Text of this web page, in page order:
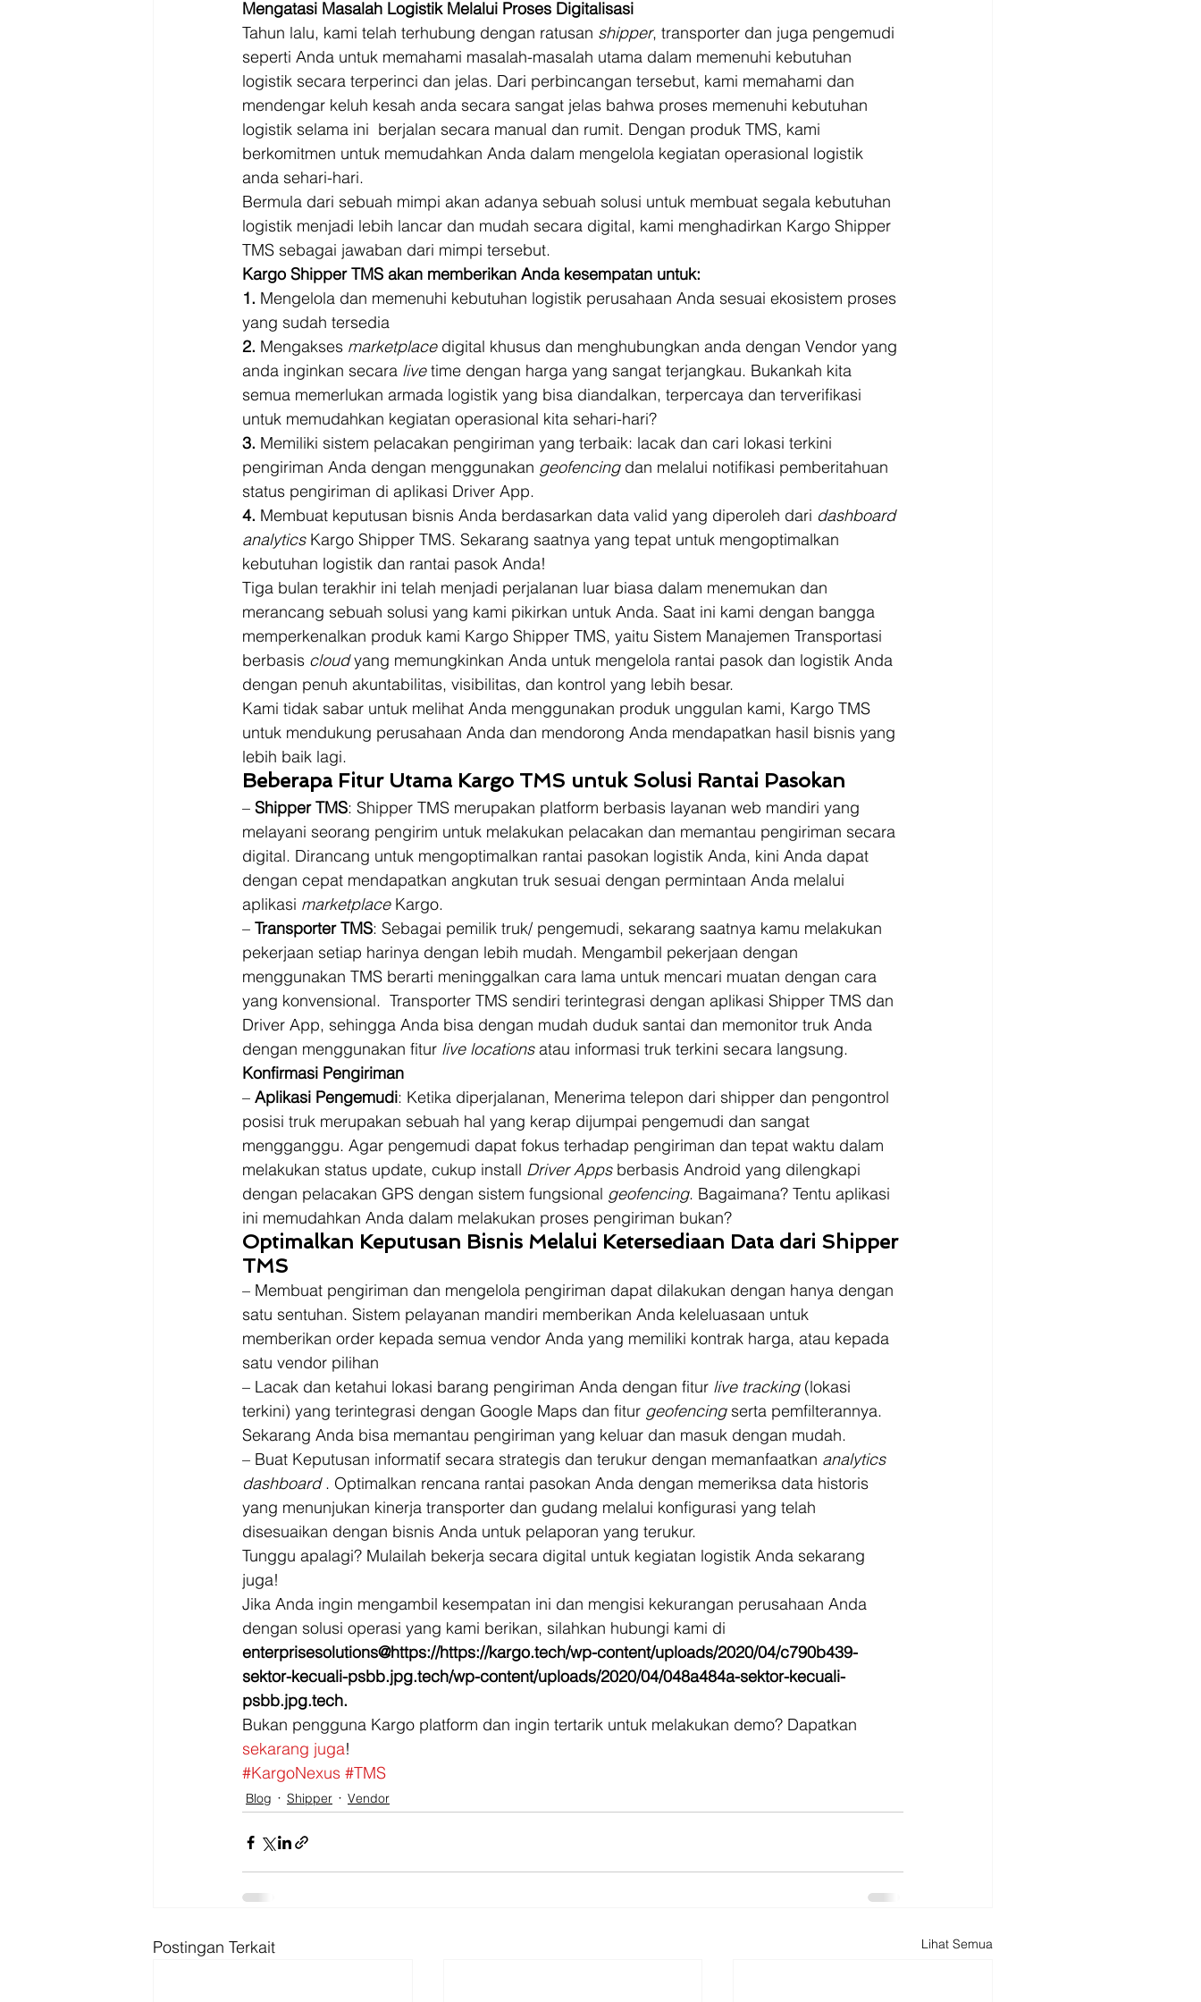
Mengatasi Masalah Logistik Melalui Proses Digitalisasi
Tahun lalu, kami telah terhubung dengan ratusan shipper, transporter dan juga pengemudi
seperti Anda untuk memahami masalah-masalah utama dalam memenuhi kebutuhan
logistik secara terperinci dan jelas. Dari perbincangan tersebut, kami memahami dan
mendengar keluh kesah anda secara sangat jelas bahwa proses memenuhi kebutuhan
logistik selama ini  berjalan secara manual dan rumit. Dengan produk TMS, kami
berkomitmen untuk memudahkan Anda dalam mengelola kegiatan operasional logistik
anda sehari-hari.
Bermula dari sebuah mimpi akan adanya sebuah solusi untuk membuat segala kebutuhan
logistik menjadi lebih lancar dan mudah secara digital, kami menghadirkan Kargo Shipper
TMS sebagai jawaban dari mimpi tersebut.
Kargo Shipper TMS akan memberikan Anda kesempatan untuk:
1. Mengelola dan memenuhi kebutuhan logistik perusahaan Anda sesuai ekosistem proses
yang sudah tersedia
2. Mengakses marketplace digital khusus dan menghubungkan anda dengan Vendor yang
anda inginkan secara live time dengan harga yang sangat terjangkau. Bukankah kita
semua memerlukan armada logistik yang bisa diandalkan, terpercaya dan terverifikasi
untuk memudahkan kegiatan operasional kita sehari-hari?
3. Memiliki sistem pelacakan pengiriman yang terbaik: lacak dan cari lokasi terkini
pengiriman Anda dengan menggunakan geofencing dan melalui notifikasi pemberitahuan
status pengiriman di aplikasi Driver App.
4. Membuat keputusan bisnis Anda berdasarkan data valid yang diperoleh dari dashboard
analytics Kargo Shipper TMS. Sekarang saatnya yang tepat untuk mengoptimalkan
kebutuhan logistik dan rantai pasok Anda!
Tiga bulan terakhir ini telah menjadi perjalanan luar biasa dalam menemukan dan
merancang sebuah solusi yang kami pikirkan untuk Anda. Saat ini kami dengan bangga
memperkenalkan produk kami Kargo Shipper TMS, yaitu Sistem Manajemen Transportasi
berbasis cloud yang memungkinkan Anda untuk mengelola rantai pasok dan logistik Anda
dengan penuh akuntabilitas, visibilitas, dan kontrol yang lebih besar.
Kami tidak sabar untuk melihat Anda menggunakan produk unggulan kami, Kargo TMS
untuk mendukung perusahaan Anda dan mendorong Anda mendapatkan hasil bisnis yang
lebih baik lagi.
Beberapa Fitur Utama Kargo TMS untuk Solusi Rantai Pasokan
– Shipper TMS: Shipper TMS merupakan platform berbasis layanan web mandiri yang
melayani seorang pengirim untuk melakukan pelacakan dan memantau pengiriman secara
digital. Dirancang untuk mengoptimalkan rantai pasokan logistik Anda, kini Anda dapat
dengan cepat mendapatkan angkutan truk sesuai dengan permintaan Anda melalui
aplikasi marketplace Kargo.
– Transporter TMS: Sebagai pemilik truk/ pengemudi, sekarang saatnya kamu melakukan
pekerjaan setiap harinya dengan lebih mudah. Mengambil pekerjaan dengan
menggunakan TMS berarti meninggalkan cara lama untuk mencari muatan dengan cara
yang konvensional.  Transporter TMS sendiri terintegrasi dengan aplikasi Shipper TMS dan
Driver App, sehingga Anda bisa dengan mudah duduk santai dan memonitor truk Anda
dengan menggunakan fitur live locations atau informasi truk terkini secara langsung.
Konfirmasi Pengiriman
– Aplikasi Pengemudi: Ketika diperjalanan, Menerima telepon dari shipper dan pengontrol
posisi truk merupakan sebuah hal yang kerap dijumpai pengemudi dan sangat
mengganggu. Agar pengemudi dapat fokus terhadap pengiriman dan tepat waktu dalam
melakukan status update, cukup install Driver Apps berbasis Android yang dilengkapi
dengan pelacakan GPS dengan sistem fungsional geofencing. Bagaimana? Tentu aplikasi
ini memudahkan Anda dalam melakukan proses pengiriman bukan?
Optimalkan Keputusan Bisnis Melalui Ketersediaan Data dari Shipper
TMS
– Membuat pengiriman dan mengelola pengiriman dapat dilakukan dengan hanya dengan
satu sentuhan. Sistem pelayanan mandiri memberikan Anda keleluasaan untuk
memberikan order kepada semua vendor Anda yang memiliki kontrak harga, atau kepada
satu vendor pilihan
– Lacak dan ketahui lokasi barang pengiriman Anda dengan fitur live tracking (lokasi
terkini) yang terintegrasi dengan Google Maps dan fitur geofencing serta pemfilterannya.
Sekarang Anda bisa memantau pengiriman yang keluar dan masuk dengan mudah.
– Buat Keputusan informatif secara strategis dan terukur dengan memanfaatkan analytics
dashboard . Optimalkan rencana rantai pasokan Anda dengan memeriksa data historis
yang menunjukan kinerja transporter dan gudang melalui konfigurasi yang telah
disesuaikan dengan bisnis Anda untuk pelaporan yang terukur.
Tunggu apalagi? Mulailah bekerja secara digital untuk kegiatan logistik Anda sekarang
juga!
Jika Anda ingin mengambil kesempatan ini dan mengisi kekurangan perusahaan Anda
dengan solusi operasi yang kami berikan, silahkan hubungi kami di
enterprisesolutions@https://https://kargo.tech/wp-content/uploads/2020/04/c790b439-
sektor-kecuali-psbb.jpg.tech/wp-content/uploads/2020/04/048a484a-sektor-kecuali-
psbb.jpg.tech.
Bukan pengguna Kargo platform dan ingin tertarik untuk melakukan demo? Dapatkan
sekarang juga!
#KargoNexus #TMS
Blog Shipper Vendor
Postingan Terkait Lihat Semua